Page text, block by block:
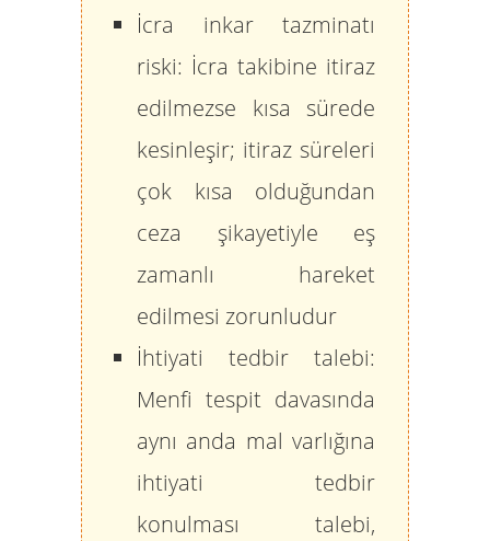
İcra inkar tazminatı
riski: İcra takibine itiraz
edilmezse kısa sürede
kesinleşir; itiraz süreleri
çok kısa olduğundan
ceza şikayetiyle eş
zamanlı hareket
edilmesi zorunludur
İhtiyati tedbir talebi:
Menfi tespit davasında
aynı anda mal varlığına
ihtiyati tedbir
konulması talebi,